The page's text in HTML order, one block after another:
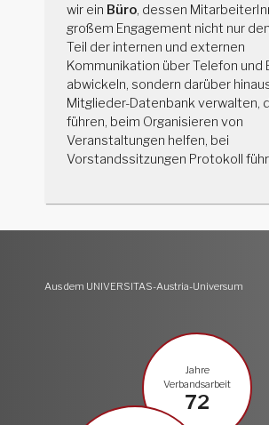
wir ein Büro, dessen
großem Engagement nicht nur
Teil der internen und externen
Kommunikation über Telefon und
abwickeln, sondern darüber
Mitglieder-Datenbank verwalten,
führen, beim Organisieren von
Veranstaltungen helfen, bei
Vorstandssitzungen Protokoll
Aus dem UNIVERSITAS-Austria-Universum
Jahre
Verbandsarbeit
72